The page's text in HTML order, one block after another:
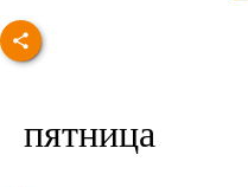
пятница